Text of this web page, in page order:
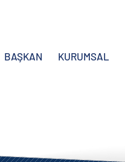
BAŞKAN KURUMSAL